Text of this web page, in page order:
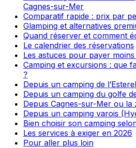
Cagnes-sur-Mer
Comparatif rapide : prix par
Glamping et alternatives
Quand réserver et comment
Le calendrier des réservations
Les astuces pour payer
Camping et excursions : que
?
Depuis un camping de
Depuis un camping du golfe
Depuis Cagnes-sur-Mer ou la
Depuis un camping varois
Bien choisir son camping
Les services à exiger en 2026
Pour aller plus loin